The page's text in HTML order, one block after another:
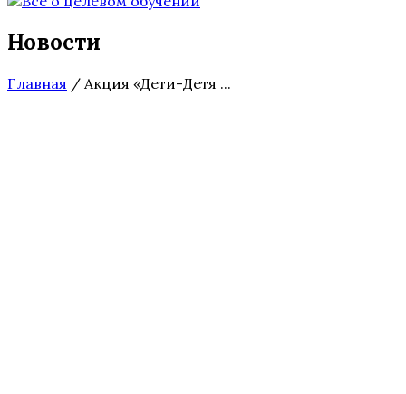
Новости
Главная / Акция «Дети-Детя ...